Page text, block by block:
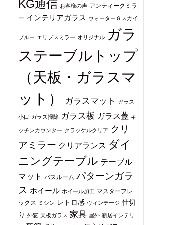
KG通信 お客様の声 アンティークミラ
ー インテリアガラス ウォーターＧスカイ
ブルー エリプスミラー オリジナル
ガラ
ステーブルトップ
（天板・ガラスマ
ット）
ガラスマット ガラス
小口 ガラス掃除 ガラス板 ガラス蓋 キ
ッチンカウンター クラッケルクリア クリ
アミラー クリアランス ダイ
ニングテーブル テーブル
マット バスルーム パターンガラ
ス ホイール ホイール加工 マスターフレ
ックス
ミシン レトロ感 ヴィンテージ 仕切
り 外窓 天板ガラス 家具 屋外 新居インテリ